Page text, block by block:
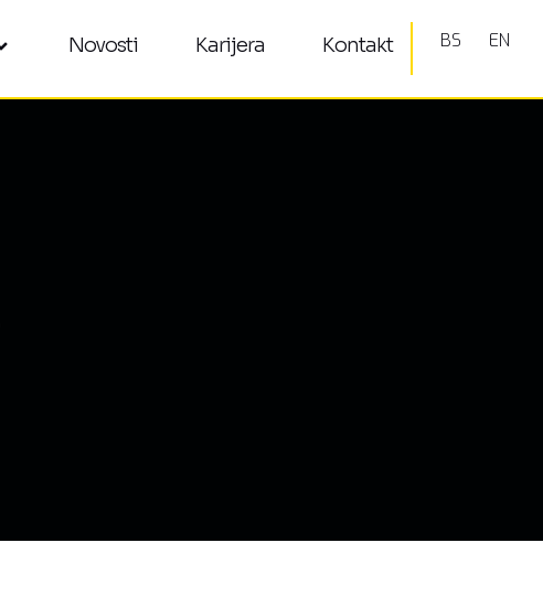
Novosti Karijera Kontakt BS EN